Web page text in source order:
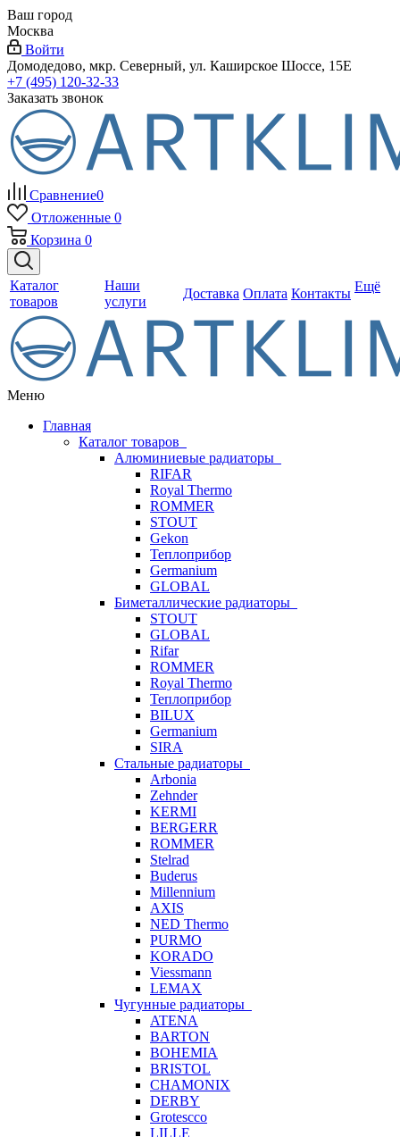
Ваш город
Москва
Войти
Домодедово, мкр. Северный, ул. Каширское Шоссе, 15Е
+7 (495) 120-32-33
Заказать звонок
Сравнение0
Отложенные 0
Корзина 0
Каталог
товаров
Наши
услуги
Доставка Оплата Контакты Ещё
Меню
Главная
Каталог товаров
Алюминиевые радиаторы
RIFAR
Royal Thermo
ROMMER
STOUT
Gekon
Теплоприбор
Germanium
GLOBAL
Биметаллические радиаторы
STOUT
GLOBAL
Rifar
ROMMER
Royal Thermo
Теплоприбор
BILUX
Germanium
SIRA
Стальные радиаторы
Arbonia
Zehnder
KERMI
BERGERR
ROMMER
Stelrad
Buderus
Millennium
AXIS
NED Thermo
PURMO
KORADO
Viessmann
LEMAX
Чугунные радиаторы
ATENA
BARTON
BOHEMIA
BRISTOL
CHAMONIX
DERBY
Grotescco
LILLE